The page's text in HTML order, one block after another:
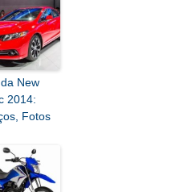
New
2014:
Fotos